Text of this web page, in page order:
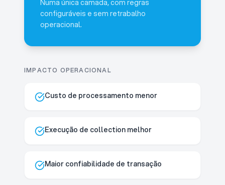
Numa única camada, com regras
configuráveis e sem retrabalho
operacional.
IMPACTO OPERACIONAL
Custo de processamento menor
Execução de collection melhor
Maior confiabilidade de transação